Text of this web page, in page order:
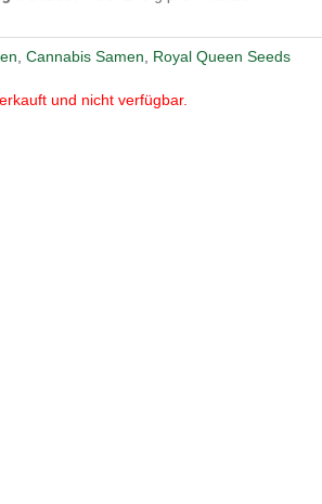
,Cannabis Samen, Royal Queen Seeds
und nicht verfügbar.